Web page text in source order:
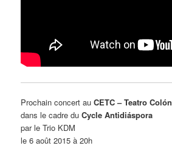
Prochain concert auCETC – Teatro Colón
dans le cadre duCycle Antidiáspora
par le Trio KDM
le 6 août 2015 à 20h